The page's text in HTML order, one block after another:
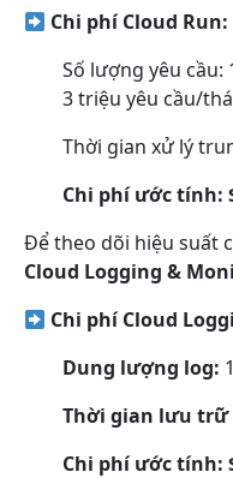
Chi phí Cloud Run:
Số lượng yêu cầu:
3 triệu yêu cầu/
Thời gian xử lý
Chi phí ước tính:
Để theo dõi hiệu suất
Cloud Logging &
Chi phí Cloud
Dung lượng log:
Thời gian lưu trữ
Chi phí ước tính: